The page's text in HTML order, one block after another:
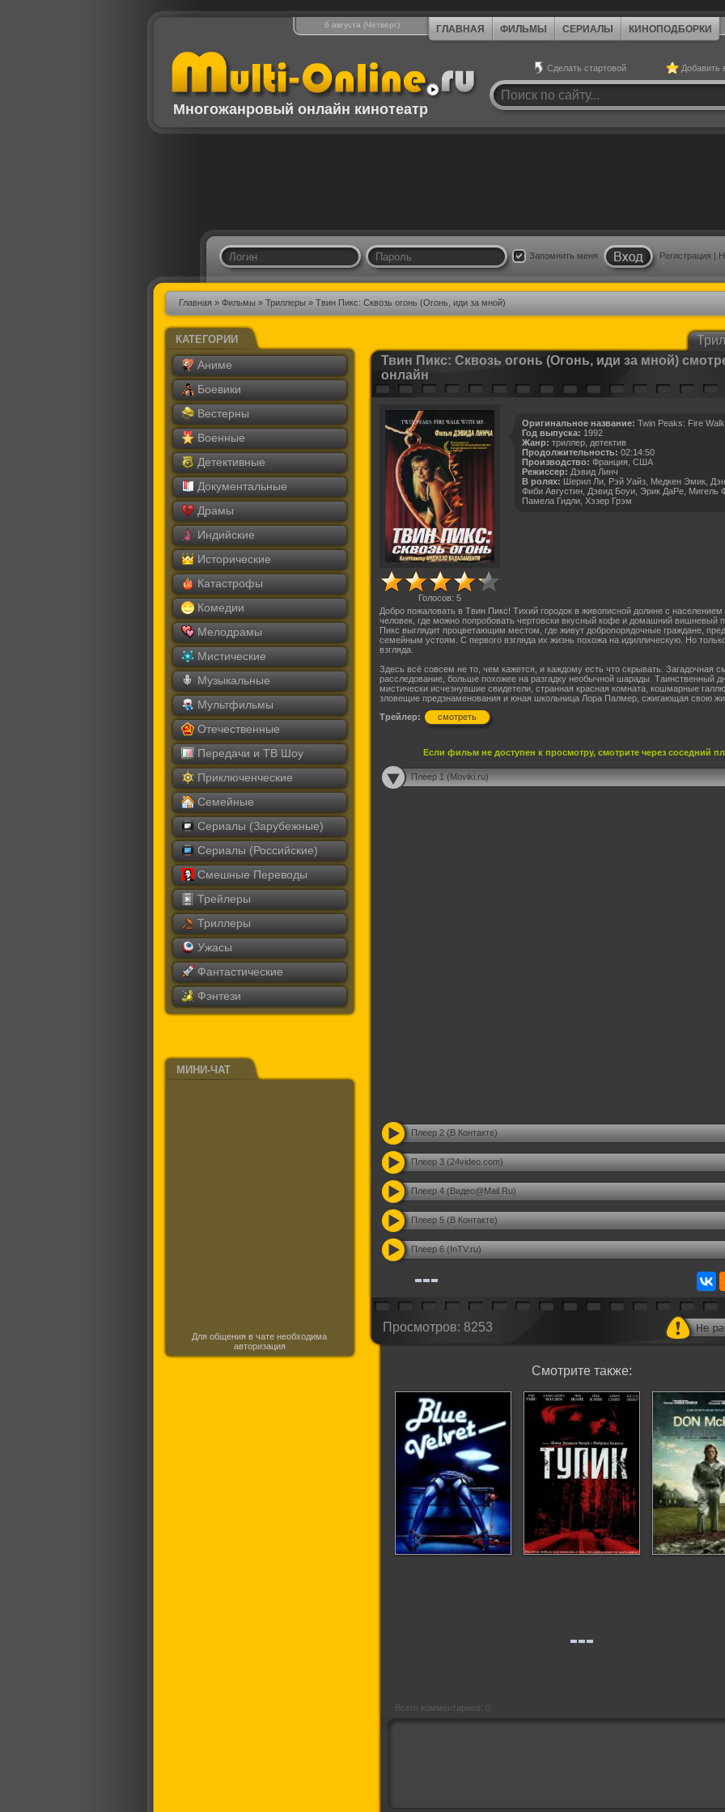
6 августа (Четверг) ГЛАВНАЯ ФИЛЬМЫ СЕРИАЛЫ КИНОПОДБОРКИ
Многожанровый онлайн кинотеатр
Сделать стартовой Добавить
Запомнить меня Регистрация |
Главная» Фильмы» Триллеры» Твин Пикс: Сквозь огонь (Огонь, иди за мной)
КАТЕГОРИИ
Аниме
Боевики
Вестерны
Военные
Детективные
Документальные
Драмы
Индийские
Исторические
Катастрофы
Комедии
Мелодрамы
Мистические
Музыкальные
Мультфильмы
Отечественные
Передачи и ТВ Шоу
Приключенческие
Семейные
Сериалы (Зарубежные)
Сериалы (Российские)
Смешные Переводы
Трейлеры
Триллеры
Ужасы
Фантастические
Фэнтези
МИНИ-ЧАТ
Для общения в чате необходима
авторизация
Твин Пикс: Сквозь огонь (Огонь, иди за мной)
онлайн
Голосов: 5
Оригинальное название: Twin Peaks: Fire
Год выпуска: 1992
Жанр: триллер, детектив
Продолжительность: 02:14:50
Производство: Франция, США
Режиссер: Дэвид Линч
В ролях: Шерил Ли, Рэй Уайз, Медкен Эмик,
Фиби Августин, Дэвид Боуи, Эрик ДаРе, Мигель
Памела Гидли, Хэзер Грэм
Добро пожаловать в Твин Пикс! Тихий городок в живописной долине с населением
человек, где можно попробовать чертовски вкусный кофе и домашний вишневый
Пикс выглядит процветающим местом, где живут добропорядочные граждане,
семейным устоям. С первого взгляда их жизнь похожа на идиллическую. Но
взгляда.
Здесь всё совсем не то, чем кажется, и каждому есть что скрывать. Загадочная
расследование, больше похожее на разгадку необычной шарады. Таинственный
мистически исчезнувшие свидетели, странная красная комната, кошмарные
зловещие предзнаменования и юная школьница Лора Палмер, сжигающая свою
Трейлер:
смотреть
Если фильм не доступен к просмотру, смотрите через соседний
Плеер 1 (Moviki.ru)
Плеер 2 (В Контакте)
Плеер 3 (24video.com)
Плеер 4 (Видео@Mail.Ru)
Плеер 5 (В Контакте)
Плеер 6 (InTV.ru)
Просмотров: 8253
Смотрите также:
Всего комментариев: 0